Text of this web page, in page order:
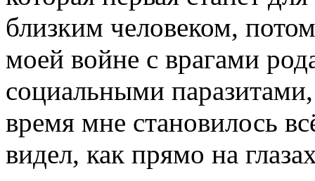
близким человеком,
моей войне с врагами
социальными
время мне становилось
видел, как прямо на